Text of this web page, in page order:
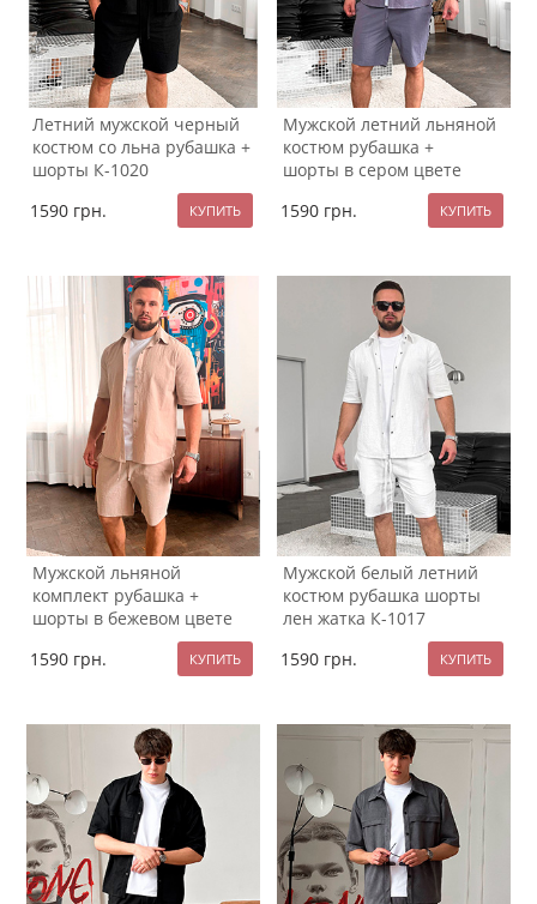
Летний мужской черный
костюм со льна рубашка +
шорты К-1020
1590 грн.
Мужской летний льняной
костюм рубашка +
шорты в сером цвете
1590 грн.
Мужской льняной
комплект рубашка +
шорты в бежевом цвете
1590 грн.
Мужской белый летний
костюм рубашка шорты
лен жатка К-1017
1590 грн.